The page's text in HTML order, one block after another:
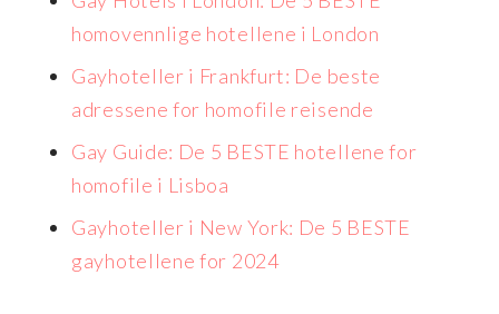
homovennlige hotellene i London
Gayhoteller i Frankfurt: De beste
adressene for homofile reisende
Gay Guide: De 5 BESTE hotellene for
homofile i Lisboa
Gayhoteller i New York: De 5 BESTE
gayhotellene for 2024